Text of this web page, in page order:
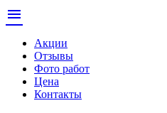
menu
Акции
Отзывы
Фото работ
Цена
Контакты